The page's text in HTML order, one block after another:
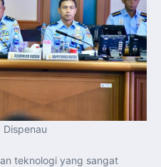
Program Makan Bergizi
Dispenau
teknologi yang sangat